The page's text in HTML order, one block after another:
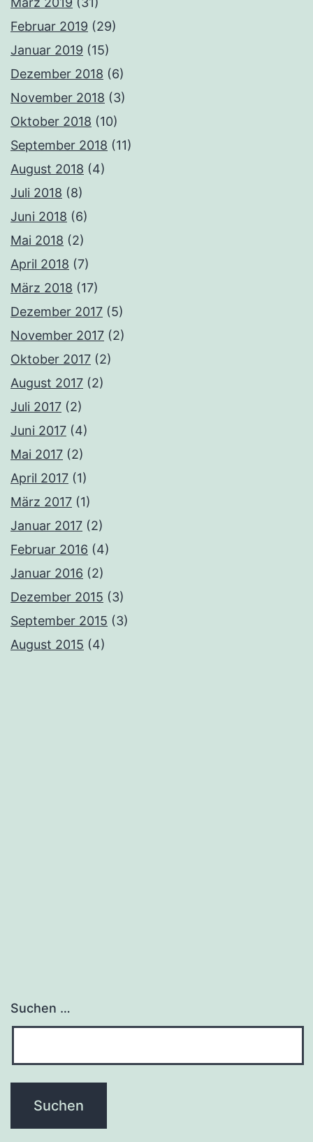
Februar 2019 (29)
Januar 2019 (15)
Dezember 2018 (6)
November 2018 (3)
Oktober 2018 (10)
September 2018 (11)
August 2018 (4)
Juli 2018 (8)
Juni 2018 (6)
Mai 2018 (2)
April 2018 (7)
März 2018 (17)
Dezember 2017 (5)
November 2017 (2)
Oktober 2017 (2)
August 2017 (2)
Juli 2017 (2)
Juni 2017 (4)
Mai 2017 (2)
April 2017 (1)
März 2017 (1)
Januar 2017 (2)
Februar 2016 (4)
Januar 2016 (2)
Dezember 2015 (3)
September 2015 (3)
August 2015 (4)
Suchen …